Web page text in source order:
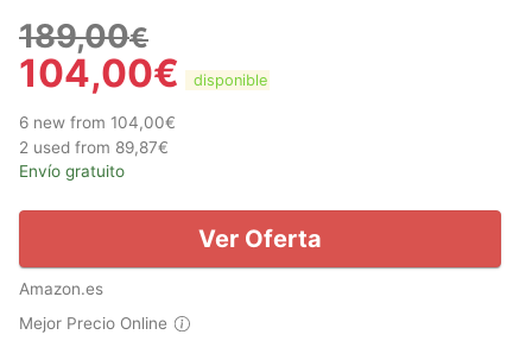
189,00€
104,00€ disponible
6 new from 104,00€
2 used from 89,87€
Envío gratuito
Ver Oferta
Amazon.es
Mejor Precio Online